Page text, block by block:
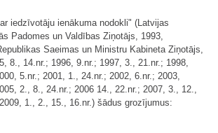
iedzīvotāju ienākuma nodokli" (Latvijas
Padomes un Valdības Ziņotājs, 1993,
Saeimas un Ministru Kabineta Ziņotājs,
8., 14.nr.; 1996, 9.nr.; 1997, 3., 21.nr.; 1998,
5.nr.; 2001, 1., 24.nr.; 2002, 6.nr.; 2003,
2., 8., 24.nr.; 2006 14., 22.nr.; 2007, 3., 12.,
1., 2., 15., 16.nr.) šādus grozījumus: